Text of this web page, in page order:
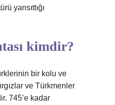
yansıttığı
kimdir?
bir kolu ve
ve Türkmenler
745’e kadar